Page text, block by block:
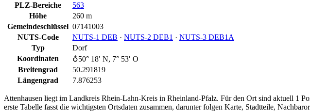
PLZ-Bereiche
563
Höhe
260 m
Gemeindeschlüssel 07141003
NUTS-Code
NUTS‑1 DEB · NUTS‑2 DEB1 · NUTS‑3 DEB1A
Typ
Dorf
Koordinaten
♁50° 18′ N, 7° 53′ O
Breitengrad
50.291819
Längengrad
7.876253
Attenhausen liegt im Landkreis Rhein-Lahn-Kreis in Rheinland-Pfalz. Für den Ort sind aktuell 1
erste Tabelle fasst die wichtigsten Ortsdaten zusammen, darunter folgen Karte, Stadtteile,